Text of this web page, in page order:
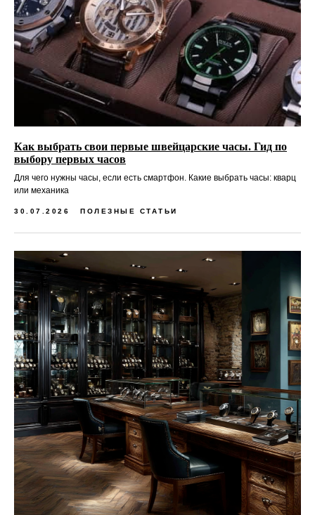
Как выбрать свои первые швейцарские часы. Гид по
выбору первых часов
Для чего нужны часы, если есть смартфон. Какие выбрать часы: кварц
или механика
30.07.2026 ПОЛЕЗНЫЕ СТАТЬИ